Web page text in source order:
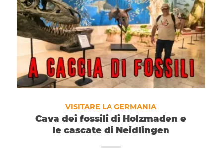
VISITARE LA GERMANIA
Cava dei fossili di Holzmaden e
le cascate di Neidlingen